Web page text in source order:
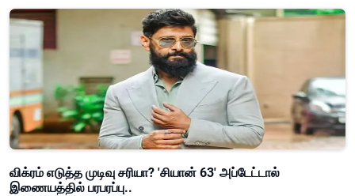
விக்ரம் எடுத்த முடிவு சரியா? 'சியான் 63' அப்டேட்டால்
இணையத்தில் பரபரப்பு..